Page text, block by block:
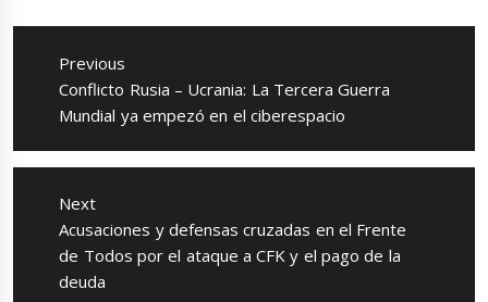
Navegación
entradas
Previous
Previous
post:
Conflicto Rusia – Ucrania: La Tercera Guerra
Mundial ya empezó en el ciberespacio
Next
Next
post:
Acusaciones y defensas cruzadas en el Frente
de Todos por el ataque a CFK y el pago de la
deuda